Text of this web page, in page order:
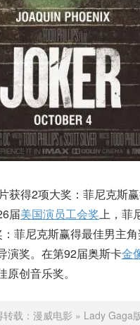
获得2项大奖：菲尼克斯
届美国演员工会奖上，菲
菲尼克斯赢得最佳男主
演奖。在第92届奥斯卡金
创音乐奖。
载： 漫威电影 » Lady Gaga